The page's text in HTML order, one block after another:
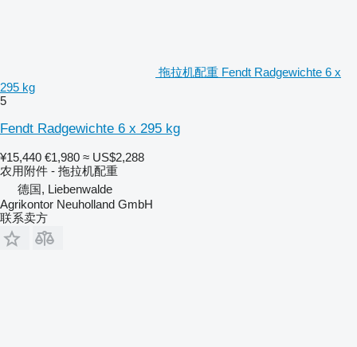
拖拉机配重 Fendt Radgewichte 6 x
295 kg
5
Fendt Radgewichte 6 x 295 kg
¥15,440 €1,980 ≈ US$2,288
农用附件 - 拖拉机配重
德国, Liebenwalde
Agrikontor Neuholland GmbH
联系卖方